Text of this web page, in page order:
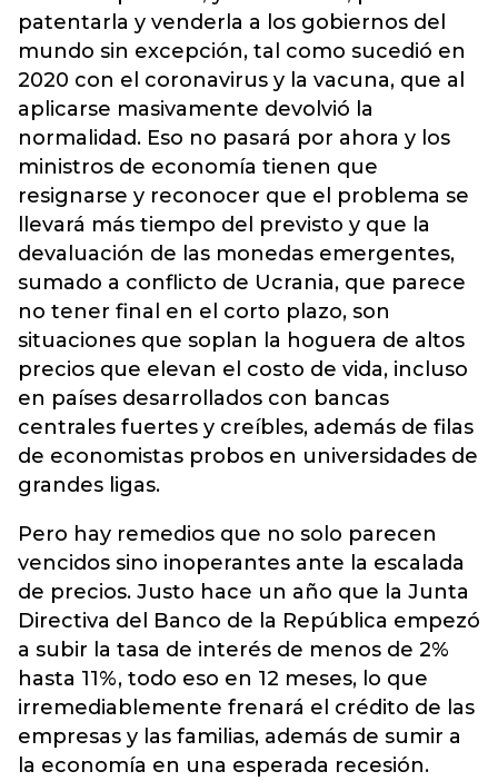
patentarla y venderla a los gobiernos del
mundo sin excepción, tal como sucedió en
2020 con el coronavirus y la vacuna, que al
aplicarse masivamente devolvió la
normalidad. Eso no pasará por ahora y los
ministros de economía tienen que
resignarse y reconocer que el problema se
llevará más tiempo del previsto y que la
devaluación de las monedas emergentes,
sumado a conflicto de Ucrania, que parece
no tener final en el corto plazo, son
situaciones que soplan la hoguera de altos
precios que elevan el costo de vida, incluso
en países desarrollados con bancas
centrales fuertes y creíbles, además de filas
de economistas probos en universidades de
grandes ligas.
Pero hay remedios que no solo parecen
vencidos sino inoperantes ante la escalada
de precios. Justo hace un año que la Junta
Directiva del Banco de la República empezó
a subir la tasa de interés de menos de 2%
hasta 11%, todo eso en 12 meses, lo que
irremediablemente frenará el crédito de las
empresas y las familias, además de sumir a
la economía en una esperada recesión.